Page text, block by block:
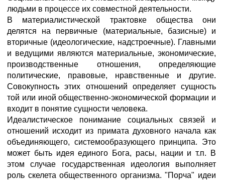
людьми в процессе их совместной деятельности.
В материалистической трактовке общества они
делятся на первичные (материальные, базисные) и
вторичные (идеологические, надстроечные). Главными
и ведущими являются материальные, экономические,
производственные отношения, определяющие
политические, правовые, нравственные и другие.
Совокупность этих отношений определяет сущность
той или иной общественно-экономической формации и
входит в понятие сущности человека.
Идеалистическое понимание социальных связей и
отношений исходит из примата духовного начала как
объединяющего, системообразующего принципа. Это
может быть идея единого Бога, расы, нации и т.п. В
этом случае государственная идеология выполняет
роль скелета общественного организма. "Порча" идеи